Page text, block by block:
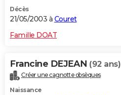
Décès
21/05/2003 à Couret
Famille DOAT
Francine DEJEAN (92 ans)
Créer une cagnotte obsèques
Naissance